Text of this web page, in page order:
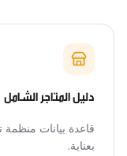
دليل المتاجر الشامل
قاعدة بيانات
بعناية.